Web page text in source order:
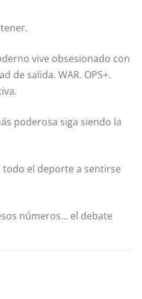
vive obsesionado con
de salida. WAR. OPS+.
poderosa siga siendo la
todo el deporte a sentirse
números… el debate